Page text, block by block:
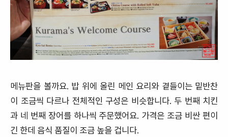
메뉴판을 볼까요. 밥 위에 올린 메인 요리와 곁들이는 밑반찬
이 조금씩 다르나 전체적인 구성은 비슷합니다. 두 번째 치킨
과 네 번째 장어를 하나씩 주문했어요. 가격은 조금 비싼 편이
긴 한데 음식 품질이 조금 높을 겁니다.